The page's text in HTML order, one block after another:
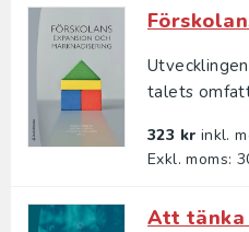
talets
323 kr inkl.
Exkl. moms:
Att tänka